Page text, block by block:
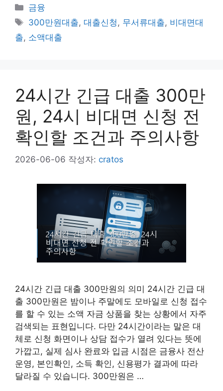
카
테
리
금융
태
그
300만원대출,대출신청, 무서류대출, 비대면대
출, 소액대출
24시간 긴급 대출 300만
원, 24시 비대면 신청 전
확인할 조건과 주의사항
2026-06-06 작성자: cratos
24시간 긴급 대출 300만원의 의미 24시간 긴급 대
출 300만원은 밤이나 주말에도 모바일로 신청 접수
를 할 수 있는 소액 자금 상품을 찾는 상황에서 자주
검색되는 표현입니다. 다만 24시간이라는 말은 대
체로 신청 화면이나 상담 접수가 열려 있다는 뜻에
가깝고, 실제 심사 완료와 입금 시점은 금융사 전산
운영, 본인확인, 소득 확인, 신용평가 결과에 따라
달라질 수 있습니다. 300만원은 …